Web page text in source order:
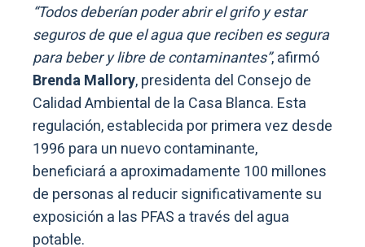
“Todos deberían poder abrir el grifo y estar
seguros de que el agua que reciben es segura
para beber y libre de contaminantes”, afirmó
Brenda Mallory, presidenta del Consejo de
Calidad Ambiental de la Casa Blanca. Esta
regulación, establecida por primera vez desde
1996 para un nuevo contaminante,
beneficiará a aproximadamente 100 millones
de personas al reducir significativamente su
exposición a las PFAS a través del agua
potable.